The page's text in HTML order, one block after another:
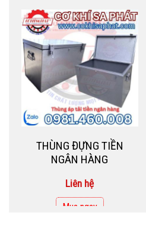
THÙNG ĐỰNG TIỀN
NGÂN HÀNG
Liên hệ
Mua ngay